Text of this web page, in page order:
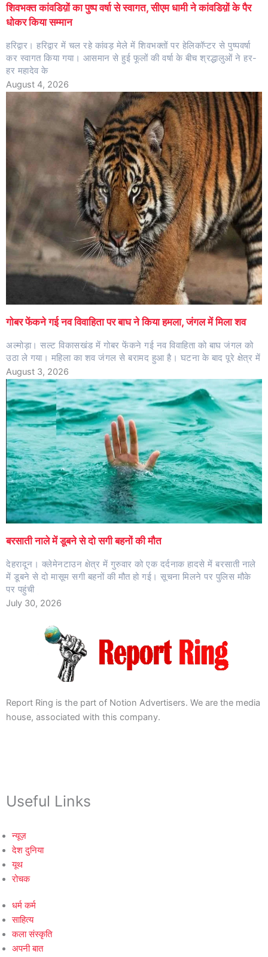
शिवभक्त कांवडिय़ों का पुष्प वर्षा से स्वागत, सीएम धामी ने कांवडिय़ों के पैर
धोकर किया सम्मान
हरिद्वार। हरिद्वार में चल रहे कांवड़ मेले में शिवभक्तों पर हेलिकॉप्टर से पुष्पवर्षा
कर स्वागत किया गया। आसमान से हुई फूलों की वर्षा के बीच श्रद्धालुओं ने हर-
हर महादेव के
August 4, 2026
गोबर फेंकने गई नव विवाहिता पर बाघ ने किया हमला, जंगल में मिला शव
अल्मोड़ा। सल्ट विकासखंड में गोबर फेंकने गई नव विवाहिता को बाघ जंगल को
उठा ले गया। महिला का शव जंगल से बरामद हुआ है। घटना के बाद पूरे क्षेत्र में
August 3, 2026
बरसाती नाले में डूबने से दो सगी बहनों की मौत
देहरादून। क्लेमेनटाउन क्षेत्र में गुरुवार को एक दर्दनाक हादसे में बरसाती नाले
में डूबने से दो मासूम सगी बहनों की मौत हो गई। सूचना मिलने पर पुलिस मौके
पर पहुंची
July 30, 2026
Report Ring is the part of Notion Advertisers. We are the media
house, associated with this company.
Useful Links
न्यूज़
देश दुनिया
यूथ
रोचक
धर्म कर्म
साहित्य
कला संस्कृति
अपनी बात